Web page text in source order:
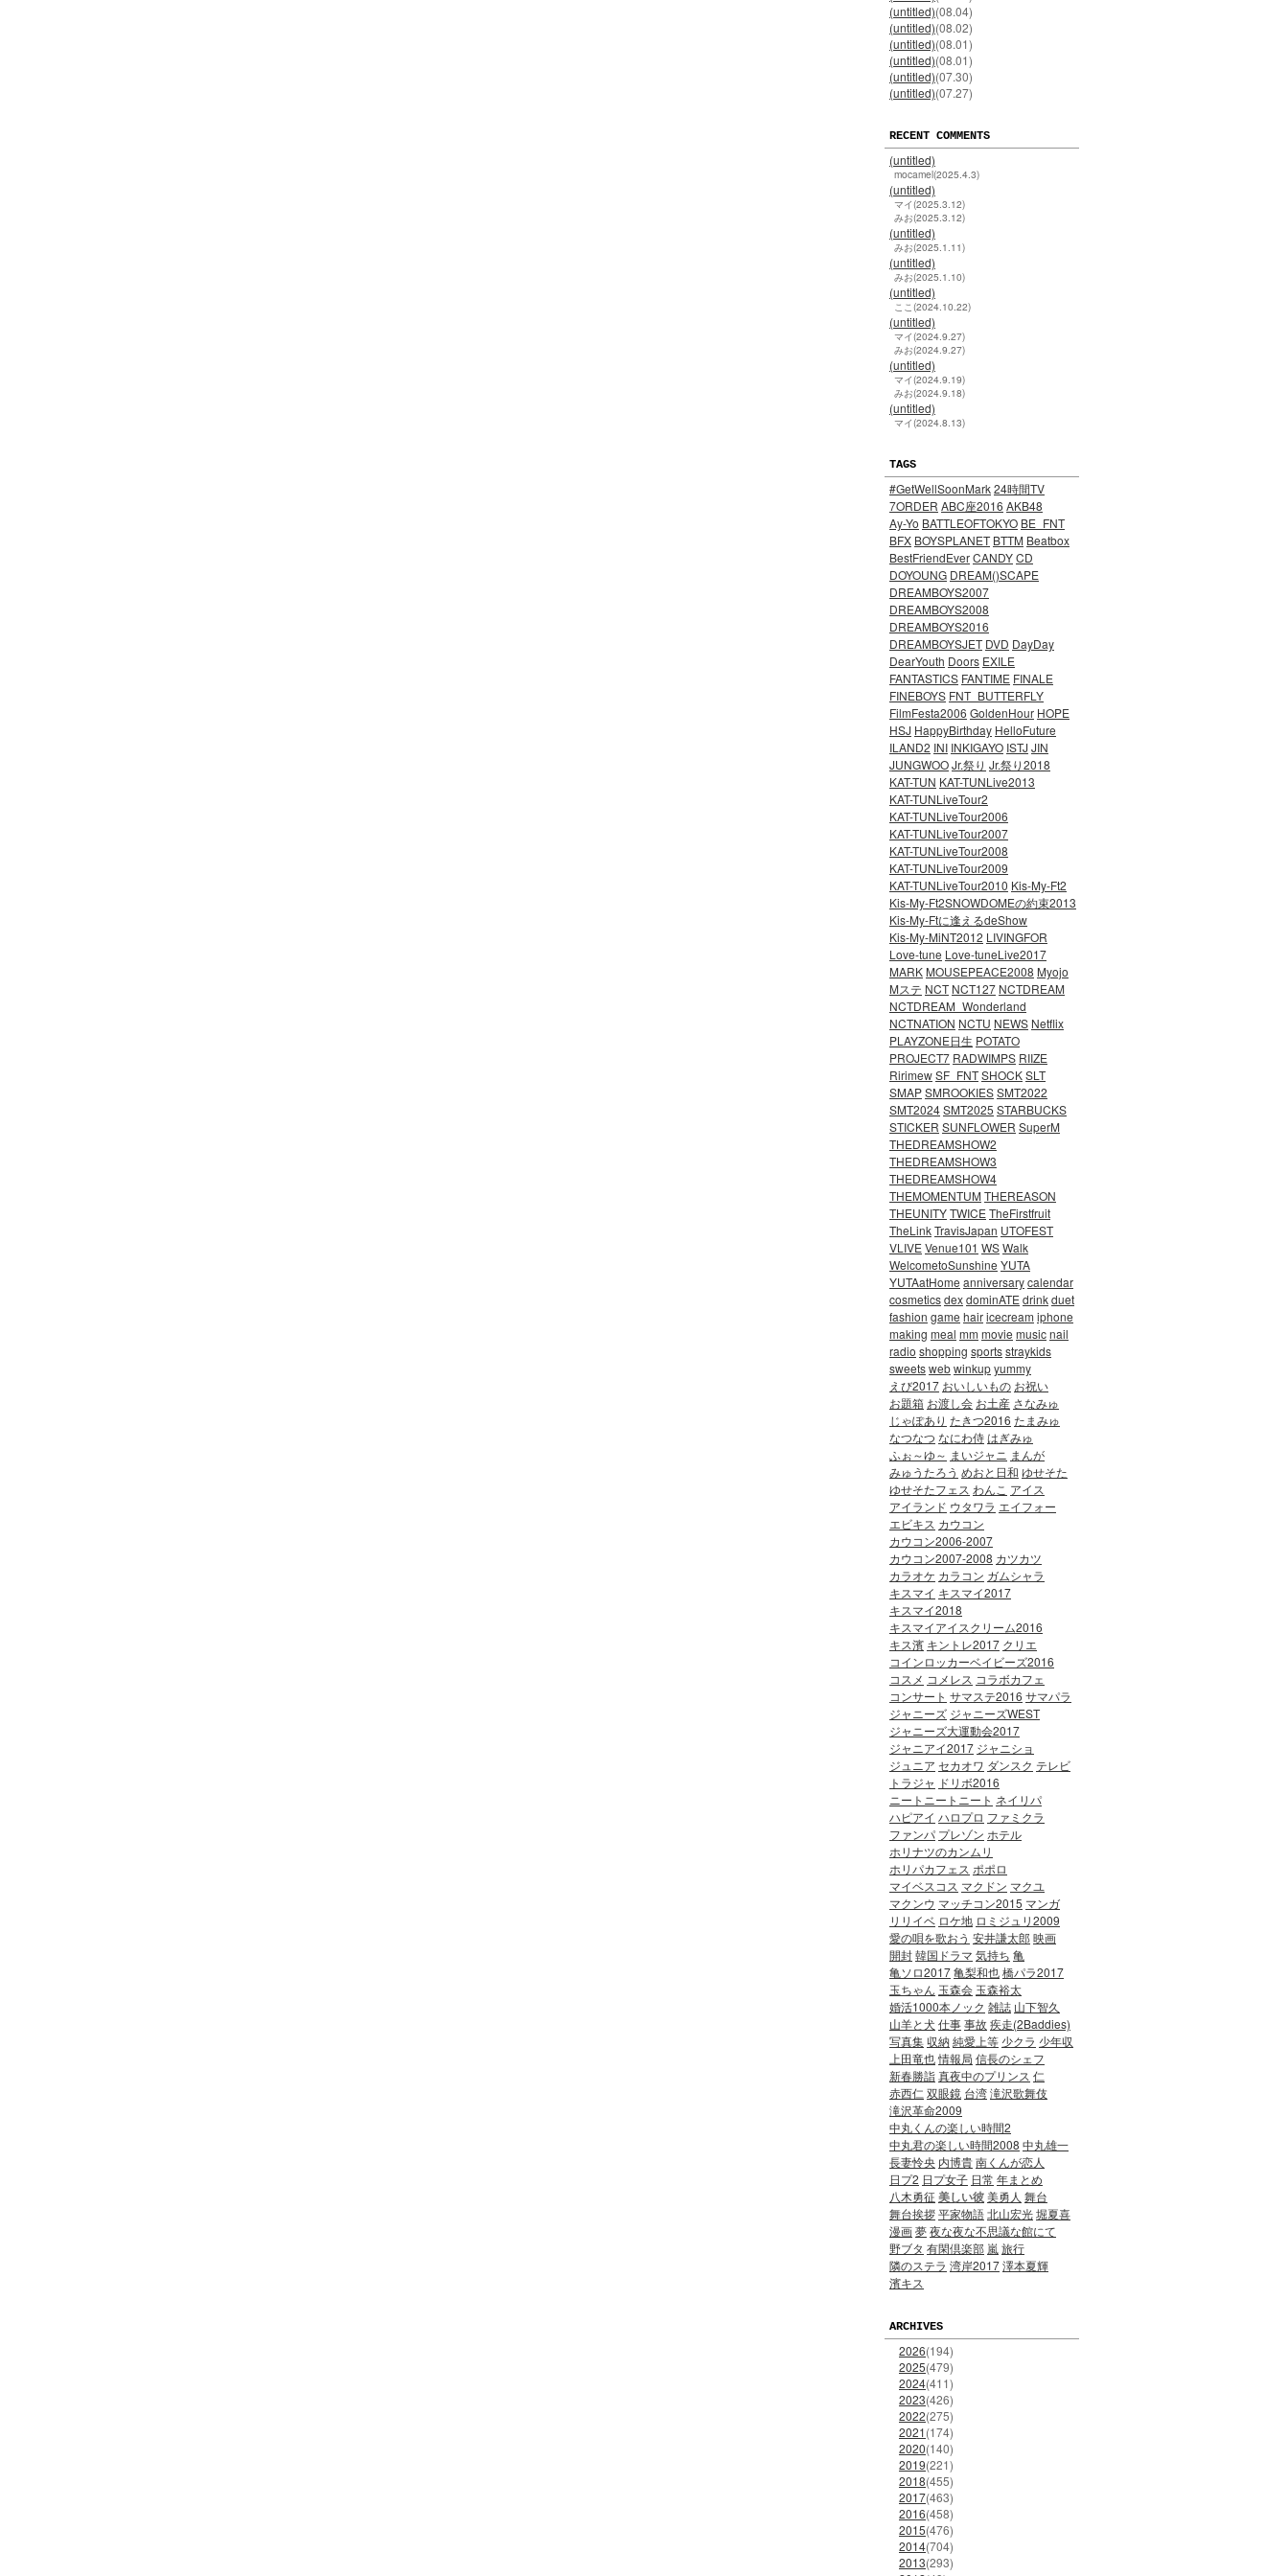
(untitled)(08.04)
(untitled)(08.02)
(untitled)(08.01)
(untitled)(08.01)
(untitled)(07.30)
(untitled)(07.27)
RECENT COMMENTS
(untitled)
mocamel(2025.4.3)
(untitled)
マイ(2025.3.12)
みお(2025.3.12)
(untitled)
みお(2025.1.11)
(untitled)
みお(2025.1.10)
(untitled)
ここ(2024.10.22)
(untitled)
マイ(2024.9.27)
みお(2024.9.27)
(untitled)
マイ(2024.9.19)
みお(2024.9.18)
(untitled)
マイ(2024.8.13)
TAGS
#GetWellSoonMark24時間TV
7ORDER ABC座2016 AKB48
Ay-Yo BATTLEOFTOKYO BE_FNT
BFX BOYSPLANET BTTM Beatbox
BestFriendEverCANDYCD
DOYOUNG DREAM()SCAPE
DREAMBOYS2007
DREAMBOYS2008
DREAMBOYS2016
DREAMBOYSJET DVD DayDay
DearYouth Doors EXILE
FANTASTICS FANTIME FINALE
FINEBOYS FNT_BUTTERFLY
FilmFesta2006 GoldenHour HOPE
HSJ HappyBirthday HelloFuture
ILAND2 INI INKIGAYO ISTJ JIN
JUNGWOOJr.祭り Jr.祭り2018
KAT-TUN KAT-TUNLive2013
KAT-TUNLiveTour2
KAT-TUNLiveTour2006
KAT-TUNLiveTour2007
KAT-TUNLiveTour2008
KAT-TUNLiveTour2009
KAT-TUNLiveTour2010 Kis-My-Ft2
Kis-My-Ft2SNOWDOMEの約束2013
Kis-My-Ftに逢えるdeShow
Kis-My-MiNT2012 LIVINGFOR
Love-tune Love-tuneLive2017
MARK MOUSEPEACE2008 Myojo
Mステ NCT NCT127 NCTDREAM
NCTDREAM_Wonderland
NCTNATION NCTU NEWS Netflix
PLAYZONE日生 POTATO
PROJECT7 RADWIMPS RIIZE
RirimewSF_FNTSHOCKSLT
SMAPSMROOKIESSMT2022
SMT2024SMT2025 STARBUCKS
STICKER SUNFLOWER SuperM
THEDREAMSHOW2
THEDREAMSHOW3
THEDREAMSHOW4
THEMOMENTUMTHEREASON
THEUNITYTWICETheFirstfruit
TheLinkTravisJapan UTOFEST
VLIVEVenue101 WSWalk
WelcometoSunshine YUTA
YUTAatHome anniversarycalendar
cosmeticsdexdominATEdrinkduet
fashion game hairicecream iphone
making meal mm movie musicnail
radio shopping sportsstraykids
sweetswebwinkupyummy
えび2017 おいしいもの お祝い
お題箱 お渡し会 お土産 さなみゅ
じゃぽあり たきつ2016 たまみゅ
なつなつ なにわ侍はぎみゅ
ふぉ～ゆ～ まいジャニ まんが
みゅうたろう めおと日和 ゆせそた
ゆせそたフェス わんこ アイス
アイランド ウタワラ エイフォー
エビキス カウコン
カウコン2006-2007
カウコン2007-2008 カツカツ
カラオケ カラコン ガムシャラ
キスマイ キスマイ2017
キスマイ2018
キスマイアイスクリーム2016
キス濱 キントレ2017 クリエ
コインロッカーベイビーズ2016
コスメ コメレス コラボカフェ
コンサート サマステ2016 サマパラ
ジャニーズ ジャニーズWEST
ジャニーズ大運動会2017
ジャニアイ2017 ジャニショ
ジュニア セカオワ ダンスク テレビ
トラジャ ドリボ2016
ニートニートニート ネイリパ
ハピアイ ハロプロ ファミクラ
ファンパ プレゾン ホテル
ホリナツのカンムリ
ホリパカフェス ポポロ
マイベスコス マクドン マクユ
マクンウ マッチコン2015 マンガ
リリイベ ロケ地 ロミジュリ2009
愛の唄を歌おう 安井謙太郎映画
開封韓国ドラマ 気持ち 亀
亀ソロ2017亀梨和也橋パラ2017
玉ちゃん 玉森会 玉森裕太
婚活1000本ノック 雑誌 山下智久
山羊と犬 仕事事故疾走(2Baddies)
写真集収納純愛上等 少クラ 少年収
上田竜也情報局 信長のシェフ
新春勝詣真夜中のプリンス 仁
赤西仁 双眼鏡 台湾滝沢歌舞伎
滝沢革命2009
中丸くんの楽しい時間2
中丸君の楽しい時間2008 中丸雄一
長妻怜央 内博貴南くんが恋人
日プ2 日プ女子 日常 年まとめ
八木勇征 美しい彼美勇人 舞台
舞台挨拶平家物語北山宏光堀夏喜
漫画夢夜な夜な不思議な館にて
野ブタ 有閑倶楽部 嵐 旅行
隣のステラ 湾岸2017澤本夏輝
濱キス
ARCHIVES
2026(194)
2025(479)
2024(411)
2023(426)
2022(275)
2021(174)
2020(140)
2019(221)
2018(455)
2017(463)
2016(458)
2015(476)
2014(704)
2013(293)